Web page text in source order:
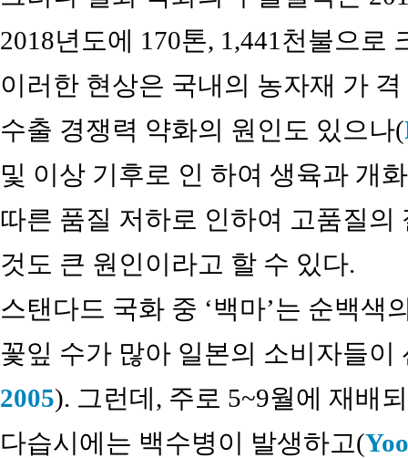
2018년도에 170톤, 1,441천불으로
이러한 현상은 국내의 농자재 가
수출 경쟁력 약화의 원인도 있으나(
및 이상 기후로 인 하여 생육과 개
따른 품질 저하로 인하여 고품질
것도 큰 원인이라고 할 수 있다.
스탠다드 국화 중 ‘백마’는 순백색
꽃잎 수가 많아 일본의 소비자들이
2005). 그런데, 주로 5~9월에 재배
다습시에는 백수병이 발생하고(